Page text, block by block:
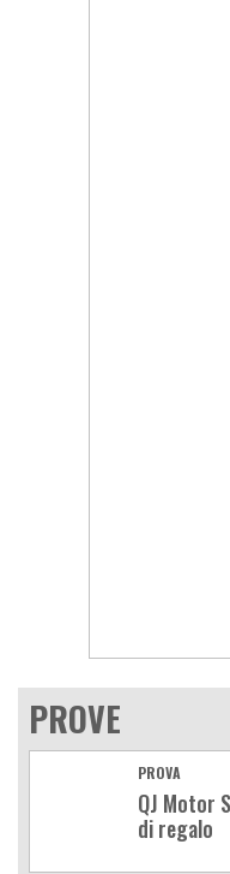
PROVE
PROVA
QJ Motor
di regalo